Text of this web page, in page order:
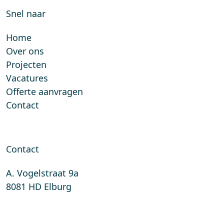
Snel naar
Home
Over ons
Projecten
Vacatures
Offerte aanvragen
Contact
Contact
A. Vogelstraat 9a
8081 HD Elburg